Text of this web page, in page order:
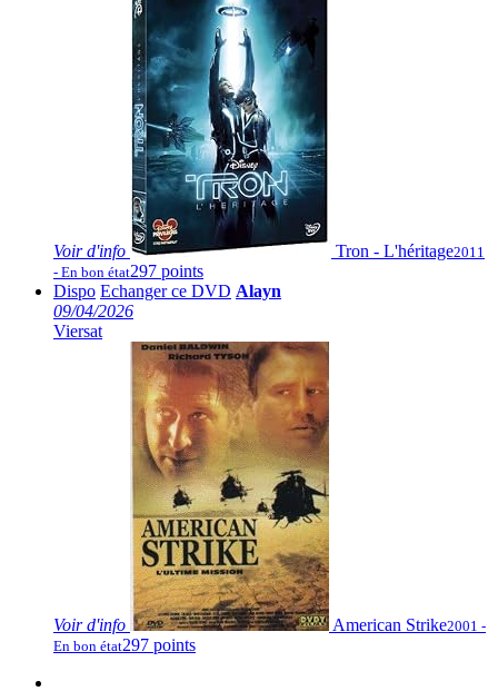
Voir d'info Tron - L'héritage2011
- En bon état297 points
Dispo Echanger ce DVD Alayn
09/04/2026
Viersat
Voir d'info American Strike2001 -
En bon état297 points